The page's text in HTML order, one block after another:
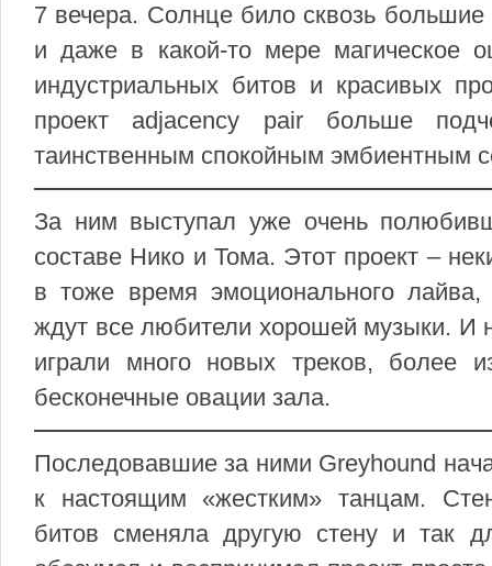
7 вечера. Солнце било сквозь большие
и даже в какой-то мере магическое
индустриальных битов и красивых
проект adjacency pair больше
таинственным спокойным эмбиентным
За ним выступал уже очень
составе Нико и Тома. Этот проект –
в тоже время эмоционального лайва,
ждут все любители хорошей музыки. И
играли много новых треков, более
бесконечные овации зала.
Последовавшие за ними Greyhound
к настоящим «жестким» танцам.
битов сменяла другую стену и так